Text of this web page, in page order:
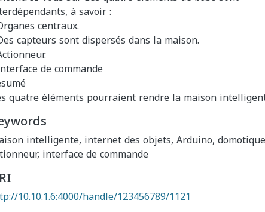
à savoir :
centraux.
capteurs sont dispersés dans la maison.
de commande
quatre éléments pourraient rendre la maison
intelligente, internet des objets, Arduino,
interface de commande
10.10.1.6:4000/handle/123456789/1121